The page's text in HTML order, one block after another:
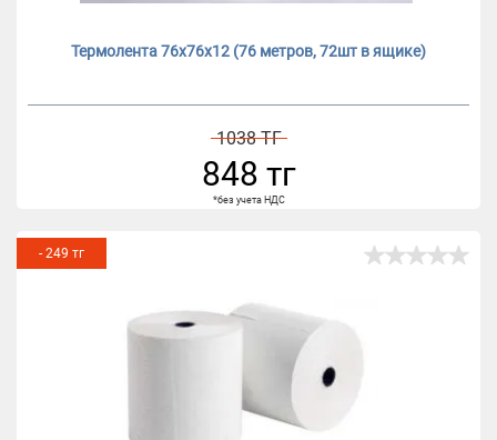
Термолента 76х76х12 (76 метров, 72шт в ящике)
1038 ТГ
848 тг
*без учета НДС
- 249 тг